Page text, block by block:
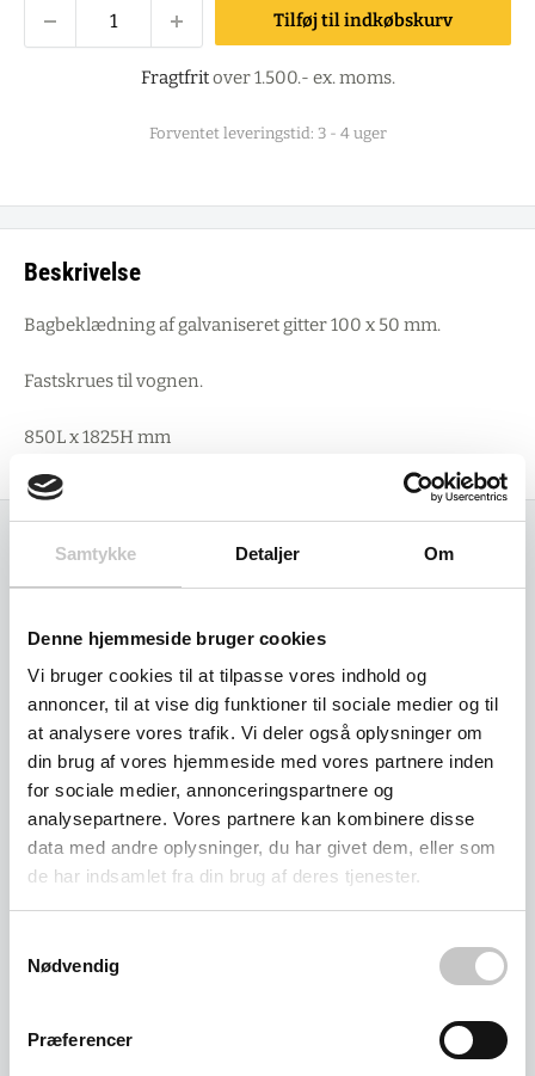
Samtykke Detaljer Om
Denne hjemmeside bruger cookies
Vi bruger cookies til at tilpasse vores indhold og
annoncer, til at vise dig funktioner til sociale medier og til
at analysere vores trafik. Vi deler også oplysninger om
din brug af vores hjemmeside med vores partnere inden
for sociale medier, annonceringspartnere og
analysepartnere. Vores partnere kan kombinere disse
data med andre oplysninger, du har givet dem, eller som
de har indsamlet fra din brug af deres tjenester.
Nødvendig
Præferencer
Tilføj til indkøbskurv
Fragtfritover 1.500.- ex. moms.
Forventet leveringstid: 3 - 4 uger
Beskrivelse
Bagbeklædning af galvaniseret gitter 100 x 50 mm.
Fastskrues til vognen.
850L x 1825H mm
Relaterede varer